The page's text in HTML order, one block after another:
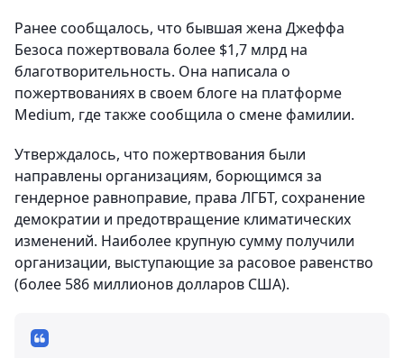
Ранее сообщалось, что бывшая жена Джеффа
Безоса пожертвовала более $1,7 млрд на
благотворительность. Она написала о
пожертвованиях в своем блоге на платформе
Medium, где также сообщила о смене фамилии.
Утверждалось, что пожертвования были
направлены организациям, борющимся за
гендерное равноправие, права ЛГБТ, сохранение
демократии и предотвращение климатических
изменений. Наиболее крупную сумму получили
организации, выступающие за расовое равенство
(более 586 миллионов долларов США).